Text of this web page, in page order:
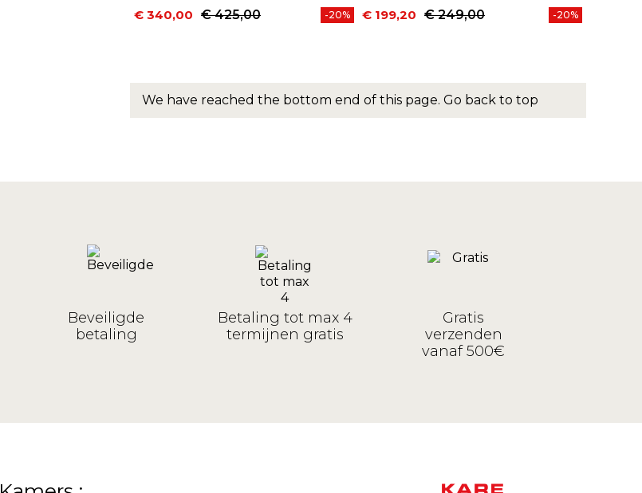
Prijs
€ 340,00
Normale prijs€ 425,00 -20%
Prijs
€ 199,20
Normale prijs€ 249,00 -20%
We have reached the bottom end of this page. Go back to top
Beveiligde
betaling
Betaling tot max 4
termijnen gratis
Gratis
verzenden
vanaf 500€